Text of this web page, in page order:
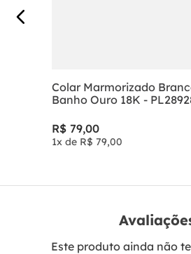
Colar Marmorizado
Banho Ouro 18K -
R$ 79,00
1x de R$ 79,00
Este produto ainda não